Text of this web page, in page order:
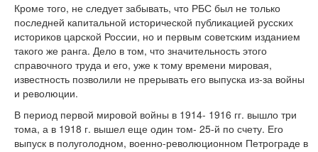
Кроме того, не следует забывать, что РБС был не только
последней капитальной исторической публикацией русских
историков царской России, но и первым советским изданием
такого же ранга. Дело в том, что значительность этого
справочного труда и его, уже к тому времени мировая,
известность позволили не прерывать его выпуска из-за войны
и революции.
В период первой мировой войны в 1914- 1916 гг. вышло три
тома, а в 1918 г. вышел еще один том- 25-й по счету. Его
выпуск в полуголодном, военно-революционном Петрограде в